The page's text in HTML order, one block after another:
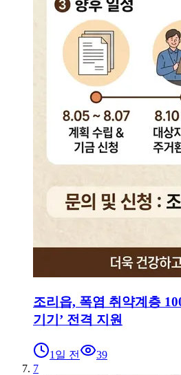
조리읍, 폭염 취약계층
기기’ 전격 지원
1일 전
39
7